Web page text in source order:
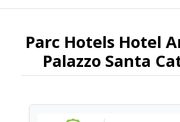
Parc Hotels Hotel
Palazzo Santa